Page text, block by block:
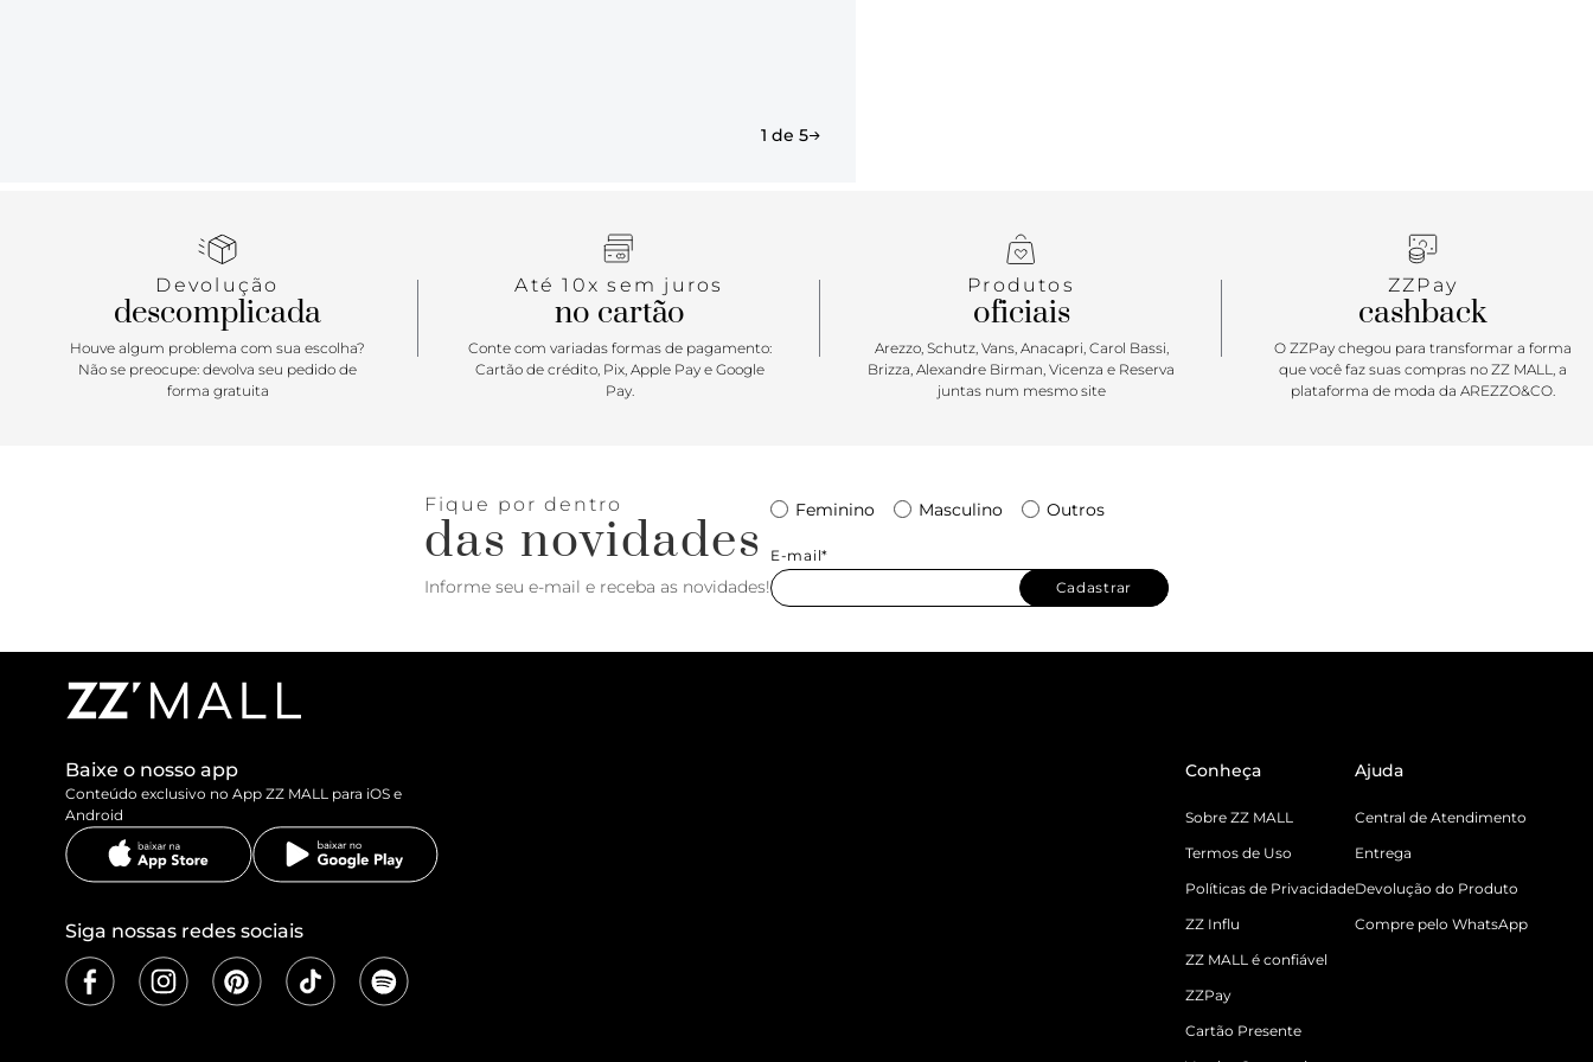
1 de 5
Devolução
descomplicada
Houve algum problema com sua escolha?
Não se preocupe: devolva seu pedido de
forma gratuita
Até 10x sem juros
no cartão
Conte com variadas formas de pagamento:
Cartão de crédito, Pix, Apple Pay e Google
Pay.
Produtos
oficiais
Arezzo, Schutz, Vans, Anacapri, Carol Bassi,
Brizza, Alexandre Birman, Vicenza e Reserva
juntas num mesmo site
ZZPay
cashback
O ZZPay chegou para transformar a forma
que você faz suas compras no ZZ MALL, a
plataforma de moda da AREZZO&CO.
Fique por dentro
das novidades
Informe seu e-mail e receba as novidades!
Feminino Masculino Outros
E-mail*
Cadastrar
Baixe o nosso app
Conteúdo exclusivo no App ZZ MALL para iOS e
Android
Siga nossas redes sociais
Conheça
Sobre ZZ MALL
Termos de Uso
Políticas de Privacidade
ZZ Influ
ZZ MALL é confiável
ZZPay
Cartão Presente
Ajuda
Central de Atendimento
Entrega
Devolução do Produto
Compre pelo WhatsApp